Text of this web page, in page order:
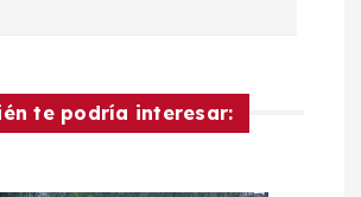
te podría interesar: